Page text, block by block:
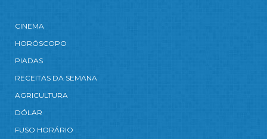
CINEMA
HORÓSCOPO
PIADAS
RECEITAS DA SEMANA
AGRICULTURA
DÓLAR
FUSO HORÁRIO